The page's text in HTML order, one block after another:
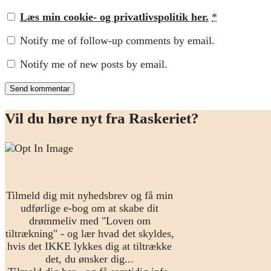
Læs min cookie- og privatlivspolitik her. *
Notify me of follow-up comments by email.
Notify me of new posts by email.
Vil du høre nyt fra Raskeriet?
Tilmeld dig mit nyhedsbrev og få min
udførlige e-bog om at skabe dit
drømmeliv med "Loven om
tiltrækning" - og lær hvad det skyldes,
hvis det IKKE lykkes dig at tiltrække
det, du ønsker dig...